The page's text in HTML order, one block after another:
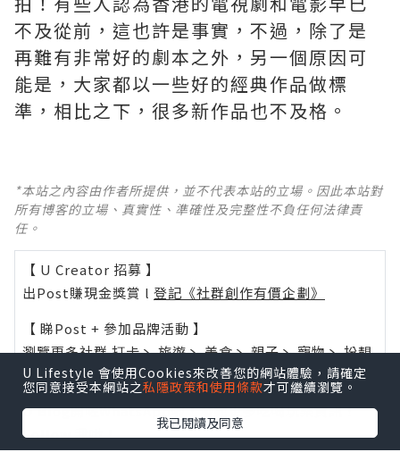
不及從前，這也許是事實，不過，除了是
再難有非常好的劇本之外，另一個原因可
能是，大家都以一些好的經典作品做標
準，相比之下，很多新作品也不及格。 ​​​
*本站之內容由作者所提供，並不代表本站的立場。因此本站對
所有博客的立場、真實性、準確性及完整性不負任何法律責
任。
【 U Creator 招募 】
出Post賺現金獎賞 l 登記《社群創作有價企劃》
【 睇Post + 參加品牌活動 】
瀏覽更多社群打卡丶旅遊丶美食丶親子丶寵物丶扮靚
攻略及活動情報
U Blog開咗WhatsApp啦！發掘更多吃喝玩樂資訊！
Follow 我哋！
U Lifestyle 會使用Cookies來改善您的網站體驗，請確定
您同意接受本網站之私隱政策和使用條款才可繼續瀏覽。
我已閱讀及同意